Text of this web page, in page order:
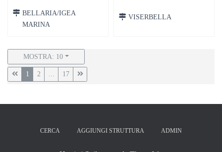
BELLARIA/IGEA
MARINA
VISERBELLA
MOSTRA: 10
1 2 ... 17
CERCA AGGIUNGI STRUTTURA ADMIN